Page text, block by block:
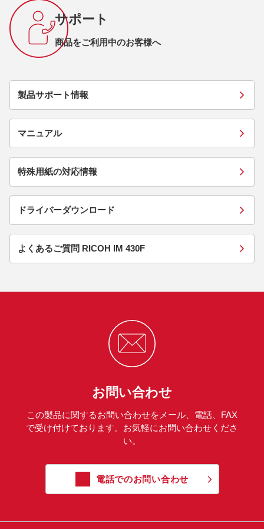
サポート
商品をご利用中のお客様へ
製品サポート情報
マニュアル
特殊用紙の対応情報
ドライバーダウンロード
よくあるご質問 RICOH IM 430F
お問い合わせ
この製品に関するお問い合わせをメール、電話、FAX
で受け付けております。お気軽にお問い合わせくださ
い。
電話でのお問い合わせ